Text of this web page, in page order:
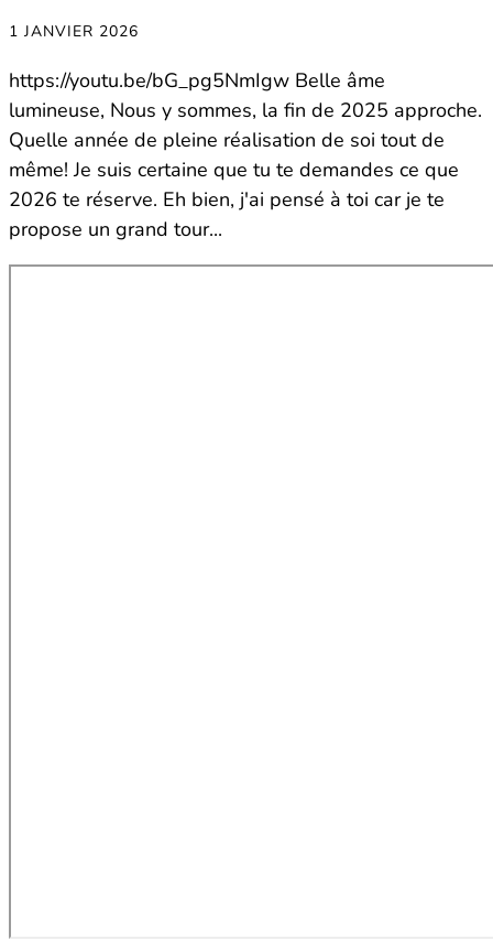
1 JANVIER 2026
https://youtu.be/bG_pg5NmIgw Belle âme
lumineuse, Nous y sommes, la fin de 2025 approche.
Quelle année de pleine réalisation de soi tout de
même! Je suis certaine que tu te demandes ce que
2026 te réserve. Eh bien, j'ai pensé à toi car je te
propose un grand tour...